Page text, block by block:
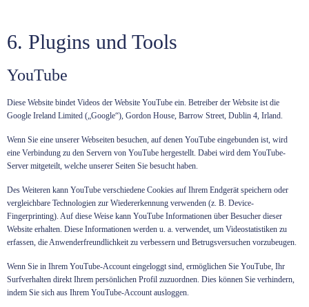
6. Plugins und Tools
YouTube
Diese Website bindet Videos der Website YouTube ein. Betreiber der Website ist die
Google Ireland Limited („Google“), Gordon House, Barrow Street, Dublin 4, Irland.
Wenn Sie eine unserer Webseiten besuchen, auf denen YouTube eingebunden ist, wird
eine Verbindung zu den Servern von YouTube hergestellt. Dabei wird dem YouTube-
Server mitgeteilt, welche unserer Seiten Sie besucht haben.
Des Weiteren kann YouTube verschiedene Cookies auf Ihrem Endgerät speichern oder
vergleichbare Technologien zur Wiedererkennung verwenden (z. B. Device-
Fingerprinting). Auf diese Weise kann YouTube Informationen über Besucher dieser
Website erhalten. Diese Informationen werden u. a. verwendet, um Videostatistiken zu
erfassen, die Anwenderfreundlichkeit zu verbessern und Betrugsversuchen vorzubeugen.
Wenn Sie in Ihrem YouTube-Account eingeloggt sind, ermöglichen Sie YouTube, Ihr
Surfverhalten direkt Ihrem persönlichen Profil zuzuordnen. Dies können Sie verhindern,
indem Sie sich aus Ihrem YouTube-Account ausloggen.